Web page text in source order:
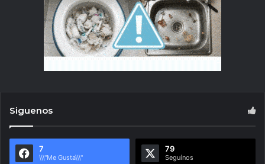
Siguenos
7
\\\"Me Gusta\\\"
79
Seguínos